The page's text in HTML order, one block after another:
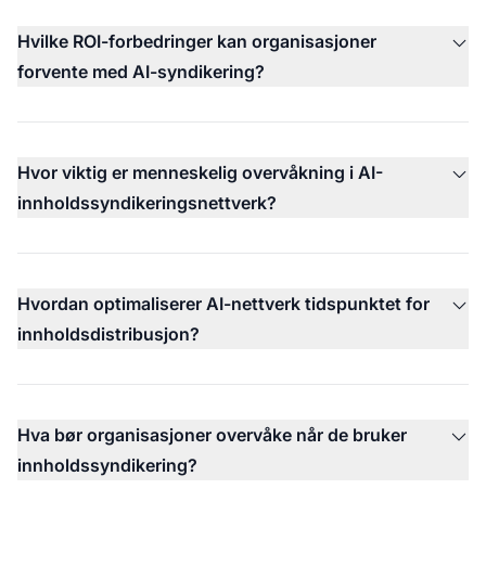
Hvilke ROI-forbedringer kan organisasjoner
forvente med AI-syndikering?
Hvor viktig er menneskelig overvåkning i AI-
innholdssyndikeringsnettverk?
Hvordan optimaliserer AI-nettverk tidspunktet for
innholdsdistribusjon?
Hva bør organisasjoner overvåke når de bruker
innholdssyndikering?